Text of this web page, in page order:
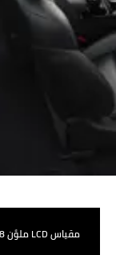
مقياس LCD ملوَّن 8 بوصة